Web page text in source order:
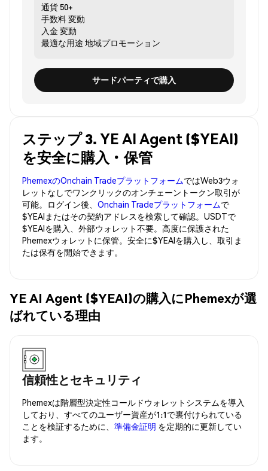
通貨 50+
手数料変動
入金 変動
最適な用途 地域プロモーション
サードパーティで購入
ステップ 3. YE AI Agent ($YEAI)
を安全に購入・保管
PhemexのOnchain TradeプラットフォームではWeb3ウォ
レットなしでワンクリックのオンチェーントークン取引が
可能。ログイン後、 Onchain Tradeプラットフォームで
$YEAIまたはその契約アドレスを検索して確認。USDTで
$YEAIを購入、外部ウォレット不要。高度に保護された
Phemexウォレットに保管。安全に$YEAIを購入し、取引ま
たは保有を開始できます。
YE AI Agent ($YEAI)の購入にPhemexが選
ばれている理由
信頼性とセキュリティ
Phemexは階層型決定性コールドウォレットシステムを導入
しており、すべてのユーザー資産が1:1で裏付けられている
ことを検証するために、 準備金証明 を定期的に更新してい
ます。